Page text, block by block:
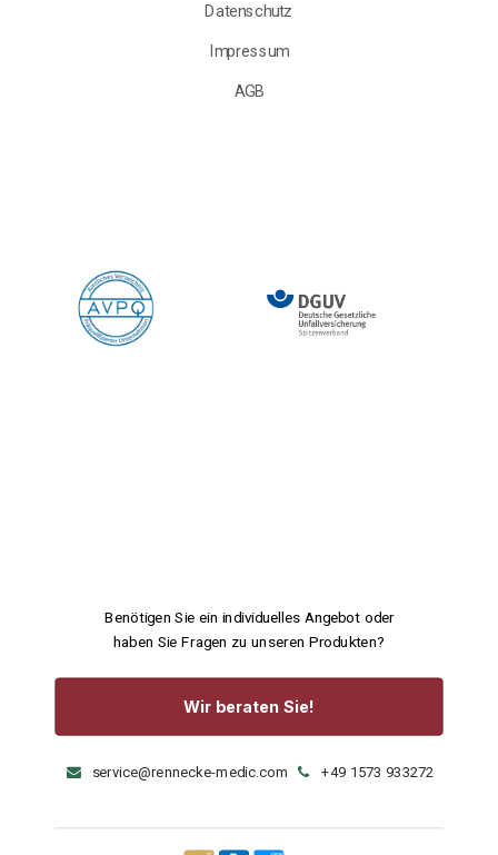
Datenschutz
Impressum
AGB
Benötigen Sie ein individuelles Angebot oder
haben Sie Fragen zu unseren Produkten?
Wir beraten Sie!
service@rennecke-medic.com +49 1573 933272